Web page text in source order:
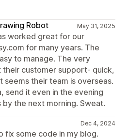
Robot
May 31, 2025
worked great for our
for many years. The
to manage. The very
their customer support- quick,
seems their team is overseas.
send it even in the evening
by the next morning. Sweat.
Dec 4, 2024
fix some code in my blog.